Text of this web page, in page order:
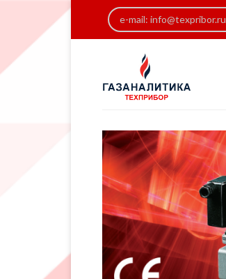
e-mail: info@texpribor.ru